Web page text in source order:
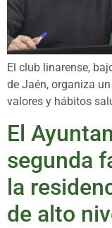
El club linarense,
de Jaén, organiza
valores y hábitos
El
segunda
la
de alto